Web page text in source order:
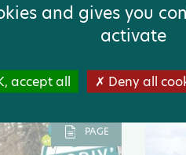
de
PAGE
and gives you
activate
accept all Deny all